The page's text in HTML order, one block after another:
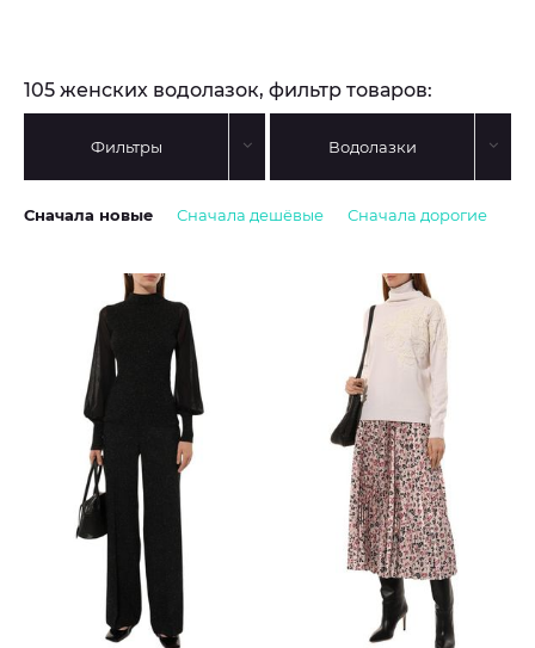
105 женских водолазок, фильтр товаров:
Фильтры Водолазки
Сначала новые Сначала дешёвые Сначала дорогие